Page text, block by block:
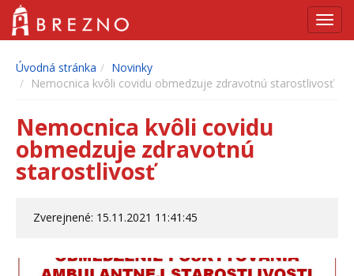
Úvodná stránka
Novinky
Nemocnica kvôli covidu obmedzuje zdravotnú starostlivosť
Nemocnica kvôli covidu
obmedzuje zdravotnú
starostlivosť
Zverejnené: 15.11.2021 11:41:45